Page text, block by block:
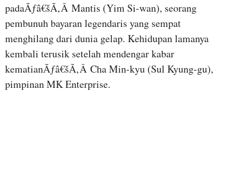
padaÃƒâ€šÃ‚Â Mantis (Yim Si-wan), seorang
pembunuh bayaran legendaris yang sempat
menghilang dari dunia gelap. Kehidupan lamanya
kembali terusik setelah mendengar kabar
kematianÃƒâ€šÃ‚Â Cha Min-kyu (Sul Kyung-gu),
pimpinan MK Enterprise.